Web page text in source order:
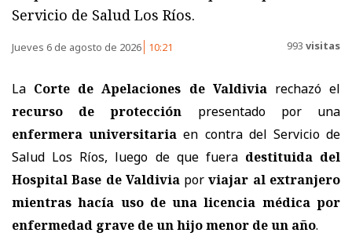
Servicio de Salud Los Ríos.
Jueves 6 de agosto de 2026 10:21 993 visitas
La Corte de Apelaciones de Valdiviarechazó el
recurso de protección presentado por una
enfermera universitaria en contra del Servicio de
Salud Los Ríos, luego de que fuera destituida del
Hospital Base de Valdiviaporviajar al extranjero
mientras hacía uso de una licencia médica por
enfermedad grave de un hijo menor de un año.